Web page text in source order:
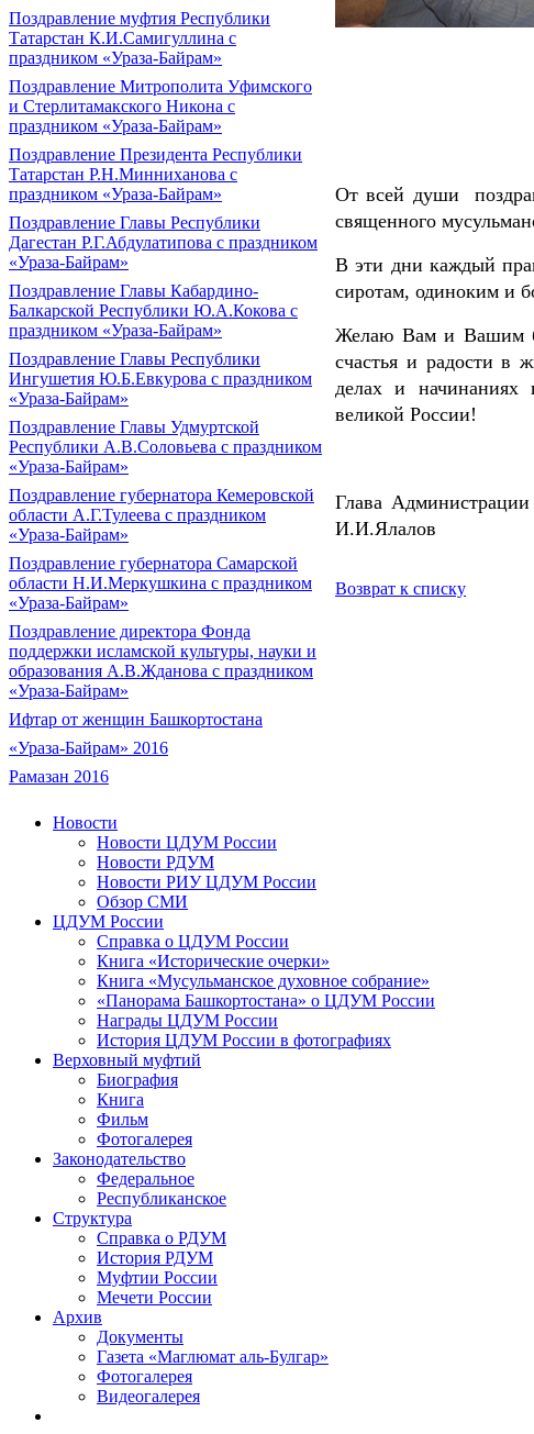
Поздравление муфтия Республики
Татарстан К.И.Самигуллина с
праздником «Ураза-Байрам»
Поздравление Митрополита Уфимского
и Стерлитамакского Никона с
праздником «Ураза-Байрам»
Поздравление Президента Республики
Татарстан Р.Н.Минниханова с
праздником «Ураза-Байрам»
Поздравление Главы Республики
Дагестан Р.Г.Абдулатипова с праздником
«Ураза-Байрам»
Поздравление Главы Кабардино-
Балкарской Республики Ю.А.Кокова с
праздником «Ураза-Байрам»
Поздравление Главы Республики
Ингушетия Ю.Б.Евкурова с праздником
«Ураза-Байрам»
Поздравление Главы Удмуртской
Республики А.В.Соловьева с праздником
«Ураза-Байрам»
Поздравление губернатора Кемеровской
области А.Г.Тулеева с праздником
«Ураза-Байрам»
Поздравление губернатора Самарской
области Н.И.Меркушкина с праздником
«Ураза-Байрам»
Поздравление директора Фонда
поддержки исламской культуры, науки и
образования А.В.Жданова с праздником
«Ураза-Байрам»
Ифтар от женщин Башкортостана
«Ураза-Байрам» 2016
Рамазан 2016
От всей души
священного
В эти дни каждый
сиротам, одиноким и
Желаю Вам и Вашим
счастья и радости в
делах и начинаниях
великой России!
Глава Администрации
И.И.Ялалов
Возврат к списку
Новости
Новости ЦДУМ России
Новости РДУМ
Новости РИУ ЦДУМ России
Обзор СМИ
ЦДУМ России
Справка о ЦДУМ России
Книга «Исторические очерки»
Книга «Мусульманское духовное собрание»
«Панорама Башкортостана» о ЦДУМ России
Награды ЦДУМ России
История ЦДУМ России в фотографиях
Верховный муфтий
Биография
Книга
Фильм
Фотогалерея
Законодательство
Федеральное
Республиканское
Структура
Справка о РДУМ
История РДУМ
Муфтии России
Мечети России
Архив
Документы
Газета «Маглюмат аль-Булгар»
Фотогалерея
Видеогалерея